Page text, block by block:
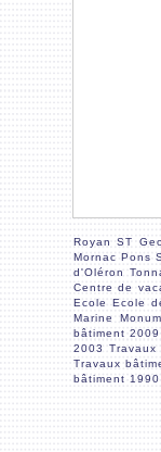
Royan ST
Mornac Pons
d'Oléron
Centre de
Ecole
Ecole
Marine
bâtiment 2009
2003
Travaux
Travaux
bâtiment 1990